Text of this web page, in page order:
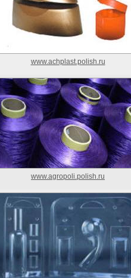
www.achplast.polish.ru
www.agropoli.polish.ru